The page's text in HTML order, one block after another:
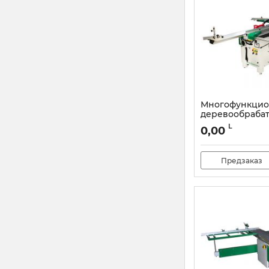
машина
Machine
Артикул:
0,00 L
Предзаказ